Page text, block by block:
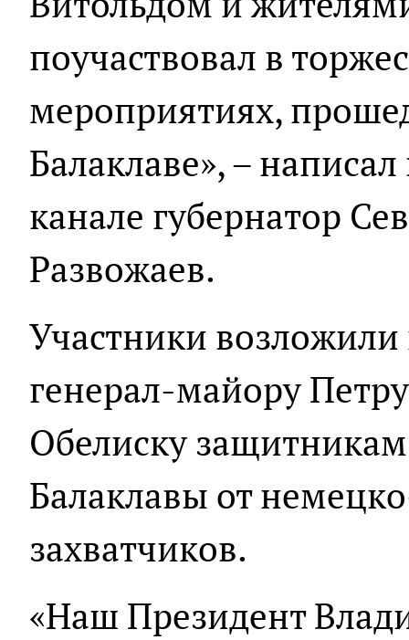
поучаствовал в
мероприятиях,
Балаклаве», –
канале губернатор
Развожаев.
Участники
генерал-майору
Обелиску
Балаклавы от
захватчиков.
«Наш Президент